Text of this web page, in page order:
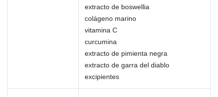
extracto de boswellia
colágeno marino
vitamina C
curcumina
extracto de pimienta negra
extracto de garra del diablo
excipientes